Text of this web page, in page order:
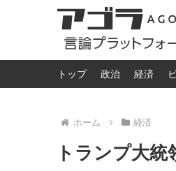
トップ 政治 経済
ホーム 経済
トランプ大